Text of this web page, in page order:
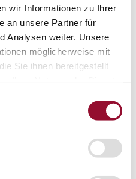
wir Informationen zu Ihrer
an unsere Partner für
Analysen weiter. Unsere
möglicherweise mit
Sie ihnen bereitgestellt